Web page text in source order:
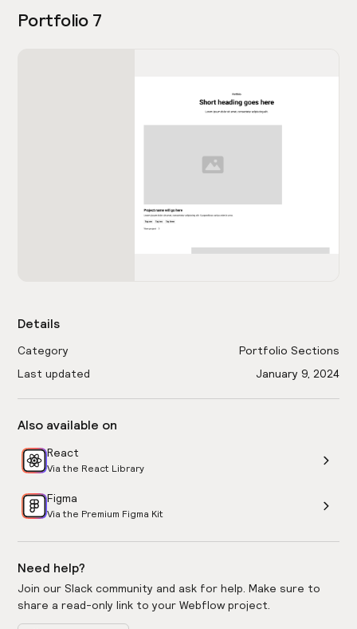
Portfolio 7
Details
Category
Portfolio Sections
Last updated
January 9, 2024
Also available on
React
Via the React Library
Figma
Via the Premium Figma Kit
Need help?
Join our Slack community and ask for help. Make sure to
share a read-only link to your Webflow project.